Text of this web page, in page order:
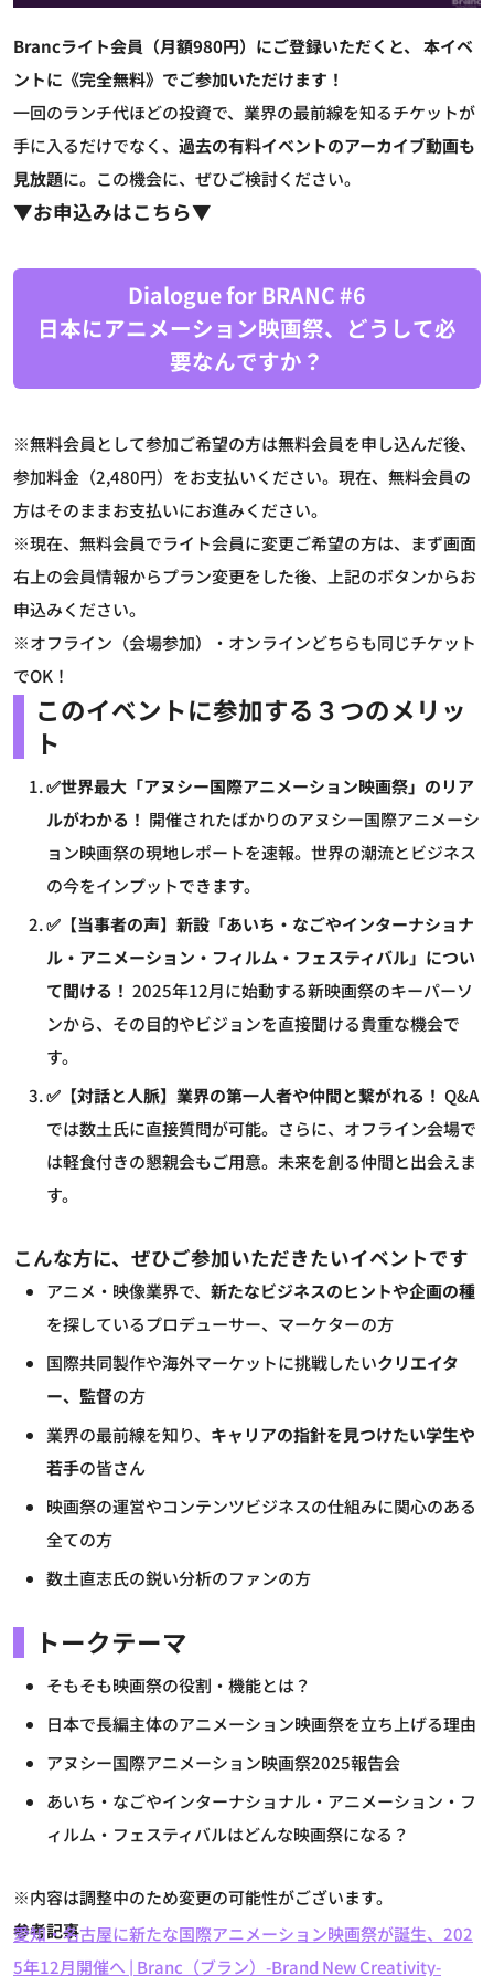
Brancライト会員（月額980円）にご登録いただくと、 本イベ
ントに《完全無料》でご参加いただけます！
一回のランチ代ほどの投資で、業界の最前線を知るチケットが
手に入るだけでなく、 過去の有料イベントのアーカイブ動画も
見放題に。この機会に、ぜひご検討ください。
▼お申込みはこちら▼
Dialogue for BRANC #6
日本にアニメーション映画祭、どうして必
要なんですか？
※無料会員として参加ご希望の方は無料会員を申し込んだ後、
参加料金（2,480円）をお支払いください。現在、無料会員の
方はそのままお支払いにお進みください。
※現在、無料会員でライト会員に変更ご希望の方は、まず画面
右上の会員情報からプラン変更をした後、上記のボタンからお
申込みください。
※オフライン（会場参加）・オンラインどちらも同じチケット
でOK！
このイベントに参加する３つのメリッ
ト
✅世界最大「アヌシー国際アニメーション映画祭」のリア
ルがわかる！ 開催されたばかりのアヌシー国際アニメーシ
ョン映画祭の現地レポートを速報。世界の潮流とビジネス
の今をインプットできます。
✅【当事者の声】新設「あいち・なごやインターナショナ
ル・アニメーション・フィルム・フェスティバル」につい
て聞ける！ 2025年12月に始動する新映画祭のキーパーソ
ンから、その目的やビジョンを直接聞ける貴重な機会で
す。
✅【対話と人脈】業界の第一人者や仲間と繋がれる！ Q&A
では数土氏に直接質問が可能。さらに、オフライン会場で
は軽食付きの懇親会もご用意。未来を創る仲間と出会えま
す。
こんな方に、ぜひご参加いただきたいイベントです
アニメ・映像業界で、 新たなビジネスのヒントや企画の種
を探しているプロデューサー、マーケターの方
国際共同製作や海外マーケットに挑戦したいクリエイタ
ー、監督の方
業界の最前線を知り、 キャリアの指針を見つけたい学生や
若手の皆さん
映画祭の運営やコンテンツビジネスの仕組みに関心のある
全ての方
数土直志氏の鋭い分析のファンの方
トークテーマ
そもそも映画祭の役割・機能とは？
日本で長編主体のアニメーション映画祭を立ち上げる理由
アヌシー国際アニメーション映画祭2025報告会
あいち・なごやインターナショナル・アニメーション・フ
ィルム・フェスティバルはどんな映画祭になる？
※内容は調整中のため変更の可能性がございます。
参考記事
愛知・名古屋に新たな国際アニメーション映画祭が誕生、202
5年12月開催へ | Branc（ブラン）-Brand New Creativity-